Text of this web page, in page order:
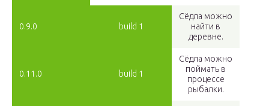
0.9.0 build 1
Сёдла можно
найти в
деревне.
0.11.0 build 1
Сёдла можно
поймать в
процессе
рыбалки.